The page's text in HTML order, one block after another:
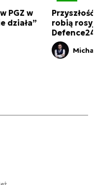
PGZ w
działa”
robią